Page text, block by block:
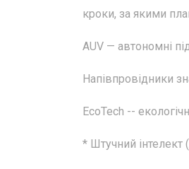
кроки, за якими
AUV — автономні
Напівпровідники
EcoTech --
* Штучний інтелект